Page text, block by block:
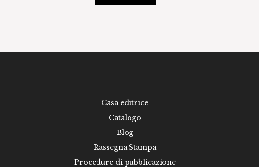
Casa editrice
Catalogo
Blog
Rassegna Stampa
Procedure di pubblicazione